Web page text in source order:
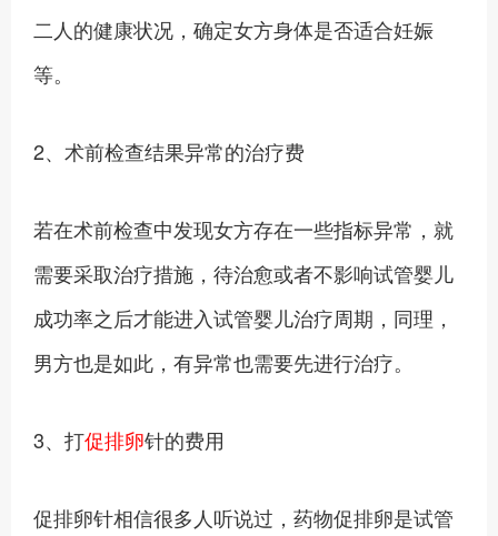
二人的健康状况，确定女方身体是否适合妊娠
等。
2、术前检查结果异常的治疗费
若在术前检查中发现女方存在一些指标异常，就
需要采取治疗措施，待治愈或者不影响试管婴儿
成功率之后才能进入试管婴儿治疗周期，同理，
男方也是如此，有异常也需要先进行治疗。
3、打促排卵针的费用
促排卵针相信很多人听说过，药物促排卵是试管